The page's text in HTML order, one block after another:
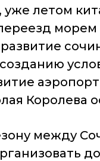
, уже летом
морем
между